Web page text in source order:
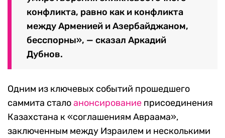
конфликта, равно как и конфликта
между Арменией и Азербайджаном,
бесспорны», — сказал Аркадий
Дубнов.
Одним из ключевых событий прошедшего
саммита сталоанонсирование присоединения
Казахстана к «соглашениям Авраама»,
заключенным между Израилем и несколькими